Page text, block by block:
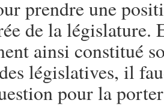
prendre une
de la législature.
ainsi constitué
législatives, il
pour la